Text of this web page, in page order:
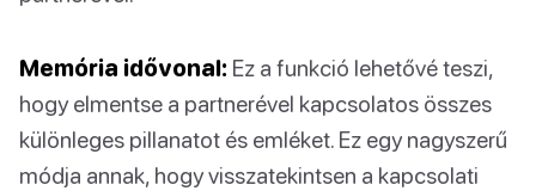
Memória idővonal: Ez a funkció lehetővé teszi,
hogy elmentse a partnerével kapcsolatos összes
különleges pillanatot és emléket. Ez egy nagyszerű
módja annak, hogy visszatekintsen a kapcsolati